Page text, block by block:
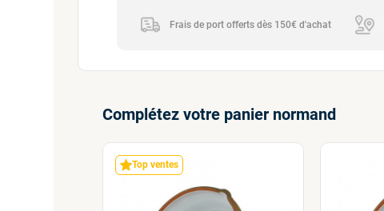
Frais de port offerts dès 150€ d'achat
Complétez votre panier normand
Top ventes